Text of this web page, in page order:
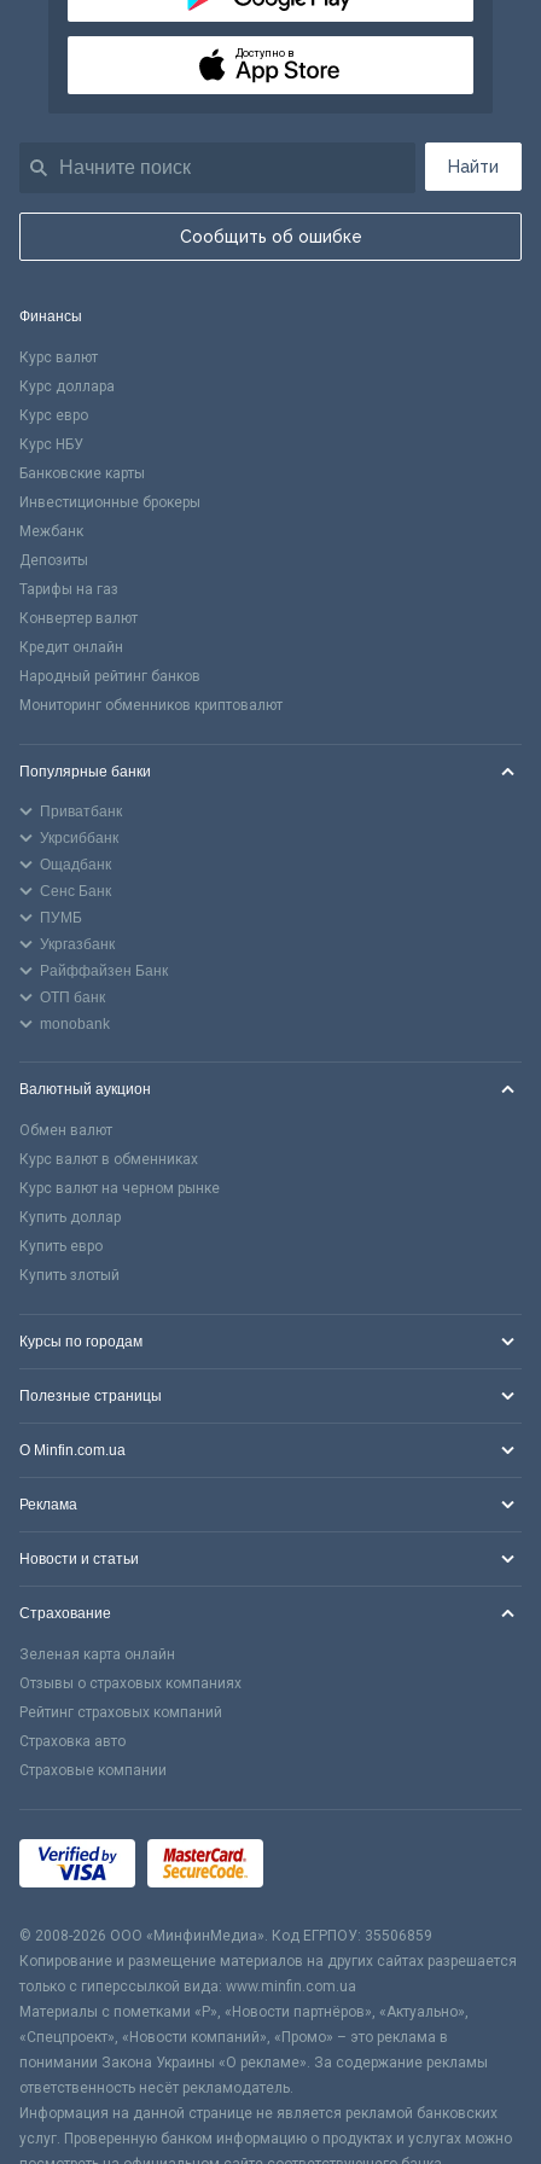
Найти
Сообщить об ошибке
Доступно в
Финансы
Курс валют
Курс доллара
Курс евро
Курс НБУ
Банковские карты
Инвестиционные брокеры
Межбанк
Депозиты
Тарифы на газ
Конвертер валют
Кредит онлайн
Народный рейтинг банков
Мониторинг обменников криптовалют
Популярные банки
Приватбанк
Укрсиббанк
Ощадбанк
Сенс Банк
ПУМБ
Укргазбанк
Райффайзен Банк
ОТП банк
monobank
Валютный аукцион
Обмен валют
Курс валют в обменниках
Курс валют на черном рынке
Купить доллар
Купить евро
Купить злотый
Курсы по городам
Полезные страницы
О Minfin.com.ua
Реклама
Новости и статьи
Страхование
Зеленая карта онлайн
Отзывы о страховых компаниях
Рейтинг страховых компаний
Страховка авто
Страховые компании
© 2008-2026 ООО «МинфинМедиа». Код ЕГРПОУ: 35506859
Копирование и размещение материалов на других сайтах разрешается
только с гиперссылкой вида: www.minfin.com.ua
Материалы с пометками «Р», «Новости партнёров», «Актуально»,
«Спецпроект», «Новости компаний», «Промо» – это реклама в
понимании Закона Украины «О рекламе». За содержание рекламы
ответственность несёт рекламодатель.
Информация на данной странице не является рекламой банковских
услуг. Проверенную банком информацию о продуктах и услугах можно